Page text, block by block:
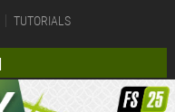
TUTORIALS